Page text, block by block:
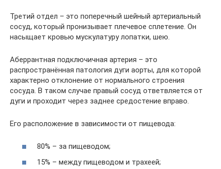
Третий отдел – это поперечный шейный артериальный
сосуд, который пронизывает плечевое сплетение. Он
насыщает кровью мускулатуру лопатки, шею.
Аберрантная подключичная артерия – это
распространённая патология дуги аорты, для которой
характерно отклонение от нормального строения
сосуда. В таком случае правый сосуд ответвляется от
дуги и проходит через заднее средостение вправо.
Его расположение в зависимости от пищевода:
80% – за пищеводом;
15% – между пищеводом и трахеей;